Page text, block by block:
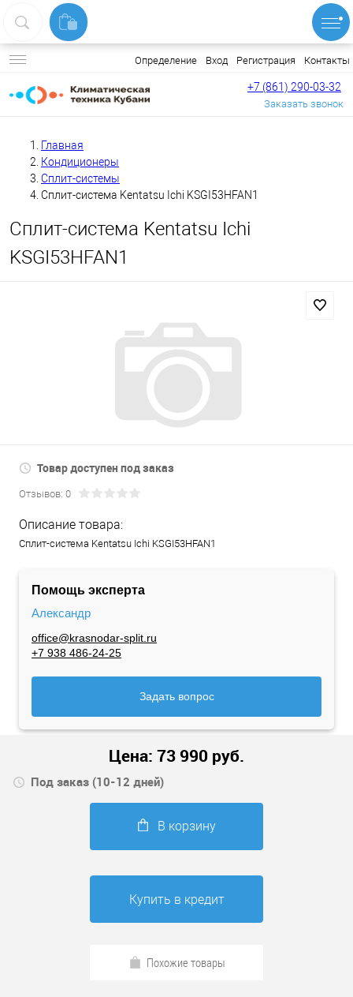
Определение Вход Регистрация Контакты
+7 (861) 290-03-32
Заказать звонок
Главная
Кондиционеры
Сплит-системы
Сплит-система Kentatsu Ichi KSGI53HFAN1
Сплит-система Kentatsu Ichi
KSGI53HFAN1
Товар доступен под заказ
Отзывов: 0
Описание товара:
Сплит-система Kentatsu Ichi KSGI53HFAN1
Помощь эксперта
Александр
office@krasnodar-split.ru
+7 938 486-24-25
Задать вопрос
Цена: 73 990 руб.
Под заказ (10-12 дней)
В корзину
Купить в кредит
Похожие товары